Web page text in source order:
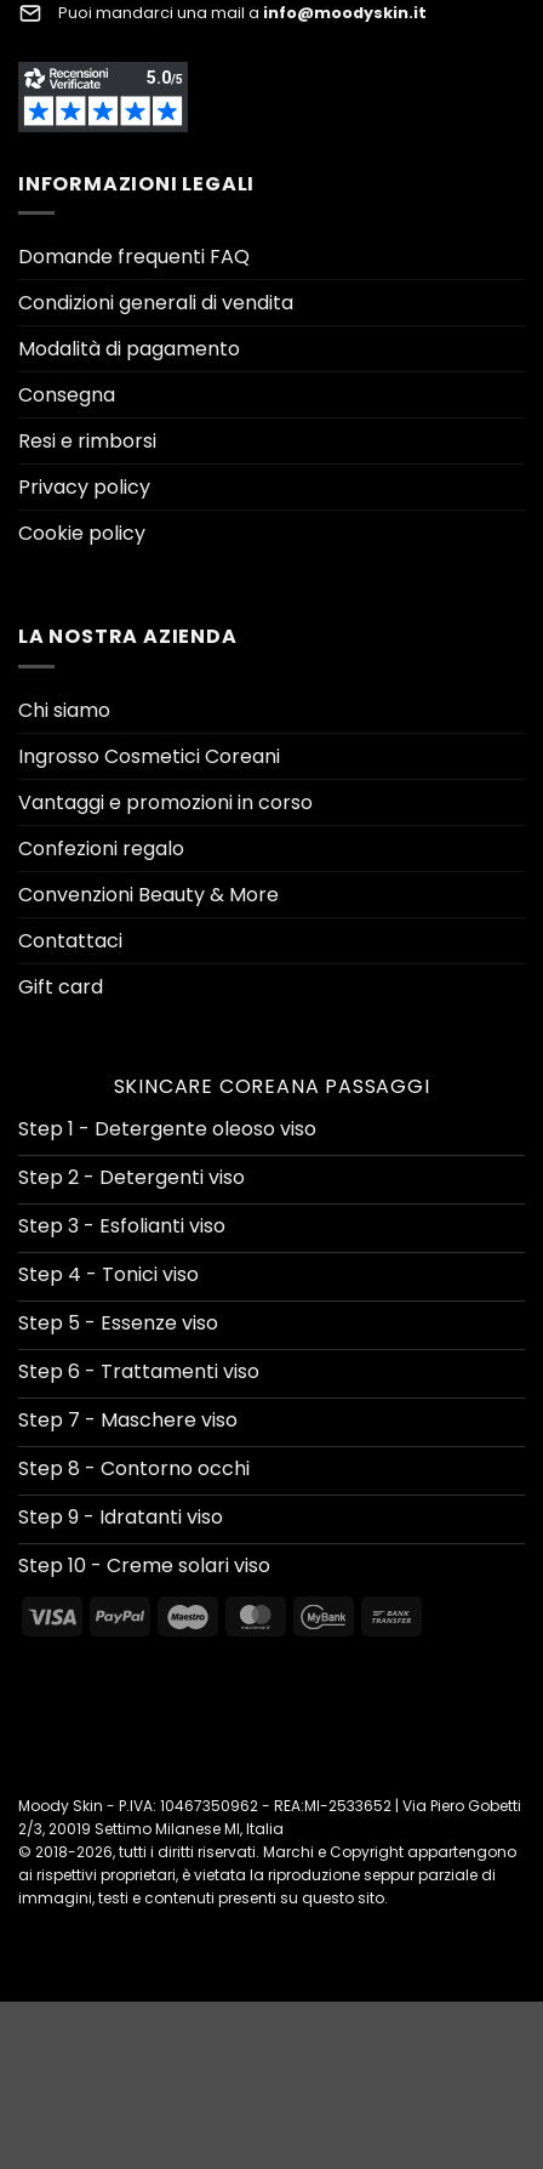
Puoi mandarci una mail a info@moodyskin.it
INFORMAZIONI LEGALI
Domande frequenti FAQ
Condizioni generali di vendita
Modalità di pagamento
Consegna
Resi e rimborsi
Privacy policy
Cookie policy
LA NOSTRA AZIENDA
Chi siamo
Ingrosso Cosmetici Coreani
Vantaggi e promozioni in corso
Confezioni regalo
Convenzioni Beauty & More
Contattaci
Gift card
SKINCARE COREANA PASSAGGI
Step 1 - Detergente oleoso viso
Step 2 - Detergenti viso
Step 3 - Esfolianti viso
Step 4 - Tonici viso
Step 5 - Essenze viso
Step 6 - Trattamenti viso
Step 7 - Maschere viso
Step 8 - Contorno occhi
Step 9 - Idratanti viso
Step 10 - Creme solari viso
Visa
PayPal Maestro MasterCard
MyBank
Moody Skin - P.IVA: 10467350962 - REA:MI-2533652 | Via Piero Gobetti
2/3, 20019 Settimo Milanese MI, Italia
© 2018-2026, tutti i diritti riservati. Marchi e Copyright appartengono
ai rispettivi proprietari, è vietata la riproduzione seppur parziale di
immagini, testi e contenuti presenti su questo sito.